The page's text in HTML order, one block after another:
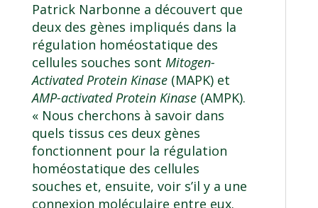
Patrick Narbonne a découvert que
deux des gènes impliqués dans la
régulation homéostatique des
cellules souches sont Mitogen-
Activated Protein Kinase(MAPK) et
AMP-activated Protein Kinase (AMPK).
« Nous cherchons à savoir dans
quels tissus ces deux gènes
fonctionnent pour la régulation
homéostatique des cellules
souches et, ensuite, voir s’il y a une
connexion moléculaire entre eux.